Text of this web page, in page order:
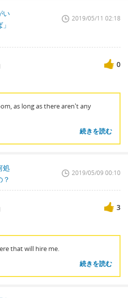
い
2019/05/11 02:18
0
as long as there aren't any
続きを読む
処
？
2019/05/09 00:10
3
that will hire me.
続きを読む